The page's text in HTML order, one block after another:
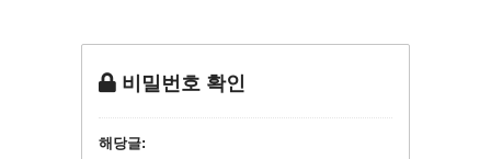
비밀번호 확인
해당글: